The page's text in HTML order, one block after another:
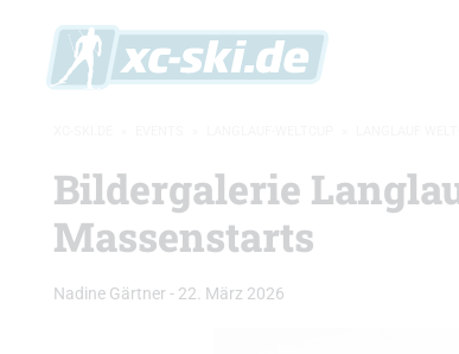
Bildergalerie
Massenstarts
Nadine Gärtner - 22. März 2026